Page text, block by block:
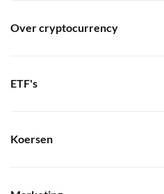
Over cryptocurrency
ETF's
Koersen